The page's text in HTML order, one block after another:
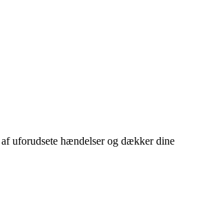
uforudsete hændelser og dækker dine